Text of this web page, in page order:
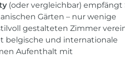
(oder vergleichbar) empfängt
Gärten – nur wenige
gestalteten Zimmer
belgische und internationale
Aufenthalt mit